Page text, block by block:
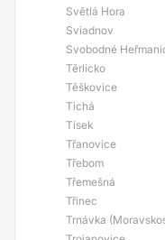
Světlá Hora
Sviadnov
Svobodné
Těrlicko
Těškovice
Tichá
Tísek
Třanovice
Třebom
Třemešná
Třinec
Trnávka